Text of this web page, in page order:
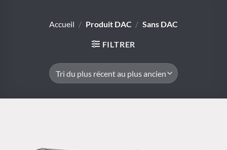
Accueil / Produit DAC / Sans DAC
FILTRER